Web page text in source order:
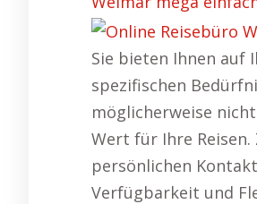
Sie bieten Ihnen auf
spezifischen
möglicherweise
Wert für Ihre
persönlichen
Verfügbarkeit und